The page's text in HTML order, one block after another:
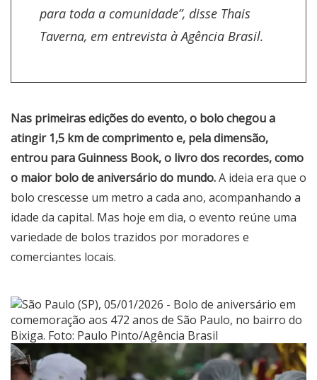
para toda a comunidade”, disse Thais
Taverna, em entrevista à Agência Brasil.
Nas primeiras edições do evento, o bolo chegou a
atingir 1,5 km de comprimento e, pela dimensão,
entrou para Guinness Book, o livro dos recordes, como
o maior bolo de aniversário do mundo.A ideia era que o
bolo crescesse um metro a cada ano, acompanhando a
idade da capital. Mas hoje em dia, o evento reúne uma
variedade de bolos trazidos por moradores e
comerciantes locais.